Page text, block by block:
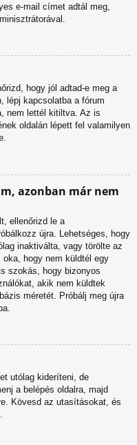
e-mail címet adtál meg,
hogy jól adtad-e meg a
lépj kapcsolatba a fórum
nem lettél kitiltva. Az is
oldalán lépett fel valamilyen
azonban már nem
ellenőrizd le a
újra. Lehetséges, hogy
inaktiválta, vagy törölte az
hogy nem küldtél egy
szokás, hogy bizonyos
akik nem küldtek
méretét. Próbálj meg újra
utólag kideríteni, de
a belépés oldalra, majd
Kövesd az utasításokat, és